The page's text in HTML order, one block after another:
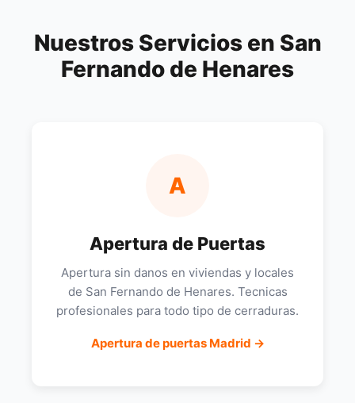
Nuestros Servicios en San
Fernando de Henares
A
Apertura de Puertas
Apertura sin danos en viviendas y locales
de San Fernando de Henares. Tecnicas
profesionales para todo tipo de cerraduras.
Apertura de puertas Madrid →